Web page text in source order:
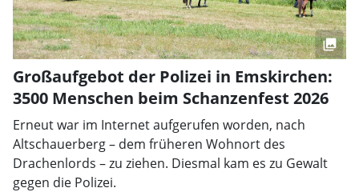
Großaufgebot der Polizei in Emskirchen:
3500 Menschen beim Schanzenfest 2026
Erneut war im Internet aufgerufen worden, nach
Altschauerberg – dem früheren Wohnort des
Drachenlords – zu ziehen. Diesmal kam es zu Gewalt
gegen die Polizei.